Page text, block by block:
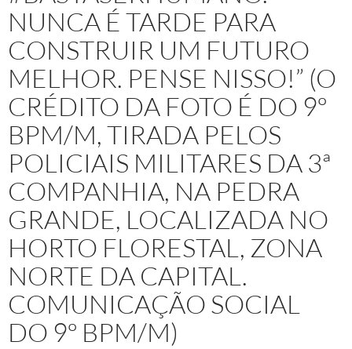
NUNCA É TARDE PARA
CONSTRUIR UM FUTURO
MELHOR. PENSE NISSO!” (O
CRÉDITO DA FOTO É DO 9º
BPM/M, TIRADA PELOS
POLICIAIS MILITARES DA 3ª
COMPANHIA, NA PEDRA
GRANDE, LOCALIZADA NO
HORTO FLORESTAL, ZONA
NORTE DA CAPITAL.
COMUNICAÇÃO SOCIAL
DO 9º BPM/M)